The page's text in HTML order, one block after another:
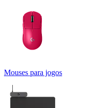
Mouses para jogos